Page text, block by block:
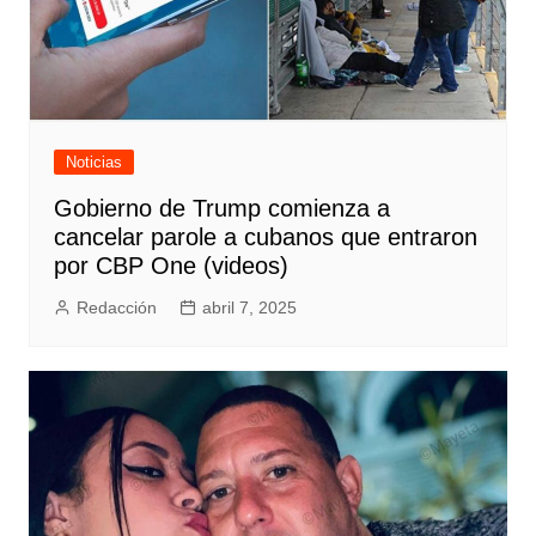
Noticias
Gobierno de Trump comienza a
cancelar parole a cubanos que entraron
por CBP One (videos)
Redacción abril 7, 2025